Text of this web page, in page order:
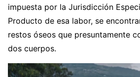
impuesta por la Jurisdicción
Producto de esa labor, se
restos óseos que presuntamente
dos cuerpos.